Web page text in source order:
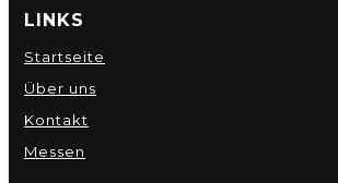
LINKS
Startseite
Über uns
Kontakt
Messen